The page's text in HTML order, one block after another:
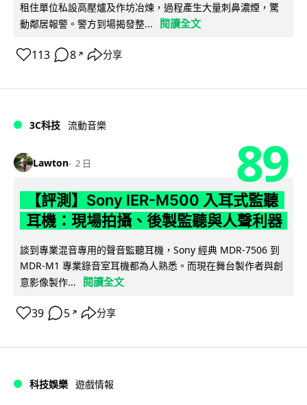
租住單位私設高壓爐及作坊冶煉，過程產生大量刺鼻濃煙，驚
動鄰居報警。警方到場揭發整...
閱讀全文
113 8 ↗ 分享
3C科技 流動音樂
Lawton 2 日 89
【評測】Sony IER-M500 入耳式監聽
耳機：現場拍攝、後製監聽與人聲利器
談到專業混音專用的聲音監聽耳機，Sony 經典 MDR-7506 到
MDR-M1 專業錄音室耳機都為人熟悉。而現在舞台製作者與創
意影像製作...
閱讀全文
39 5 ↗ 分享
科技娛樂 遊戲情報